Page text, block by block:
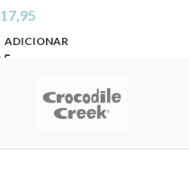
17,95
ADICIONAR